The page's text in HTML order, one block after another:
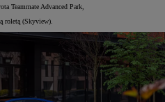
Teammate Advanced Park,
roletą (Skyview).